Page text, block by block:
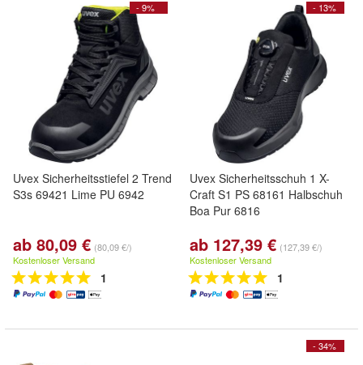
- 9%
Uvex Sicherheitsstiefel 2 Trend
S3s 69421 Lime PU 6942
ab 80,09 € (80,09 €/)
Kostenloser Versand
1
- 13%
Uvex Sicherheitsschuh 1 X-
Craft S1 PS 68161 Halbschuh
Boa Pur 6816
ab 127,39 € (127,39 €/)
Kostenloser Versand
1
- 34%